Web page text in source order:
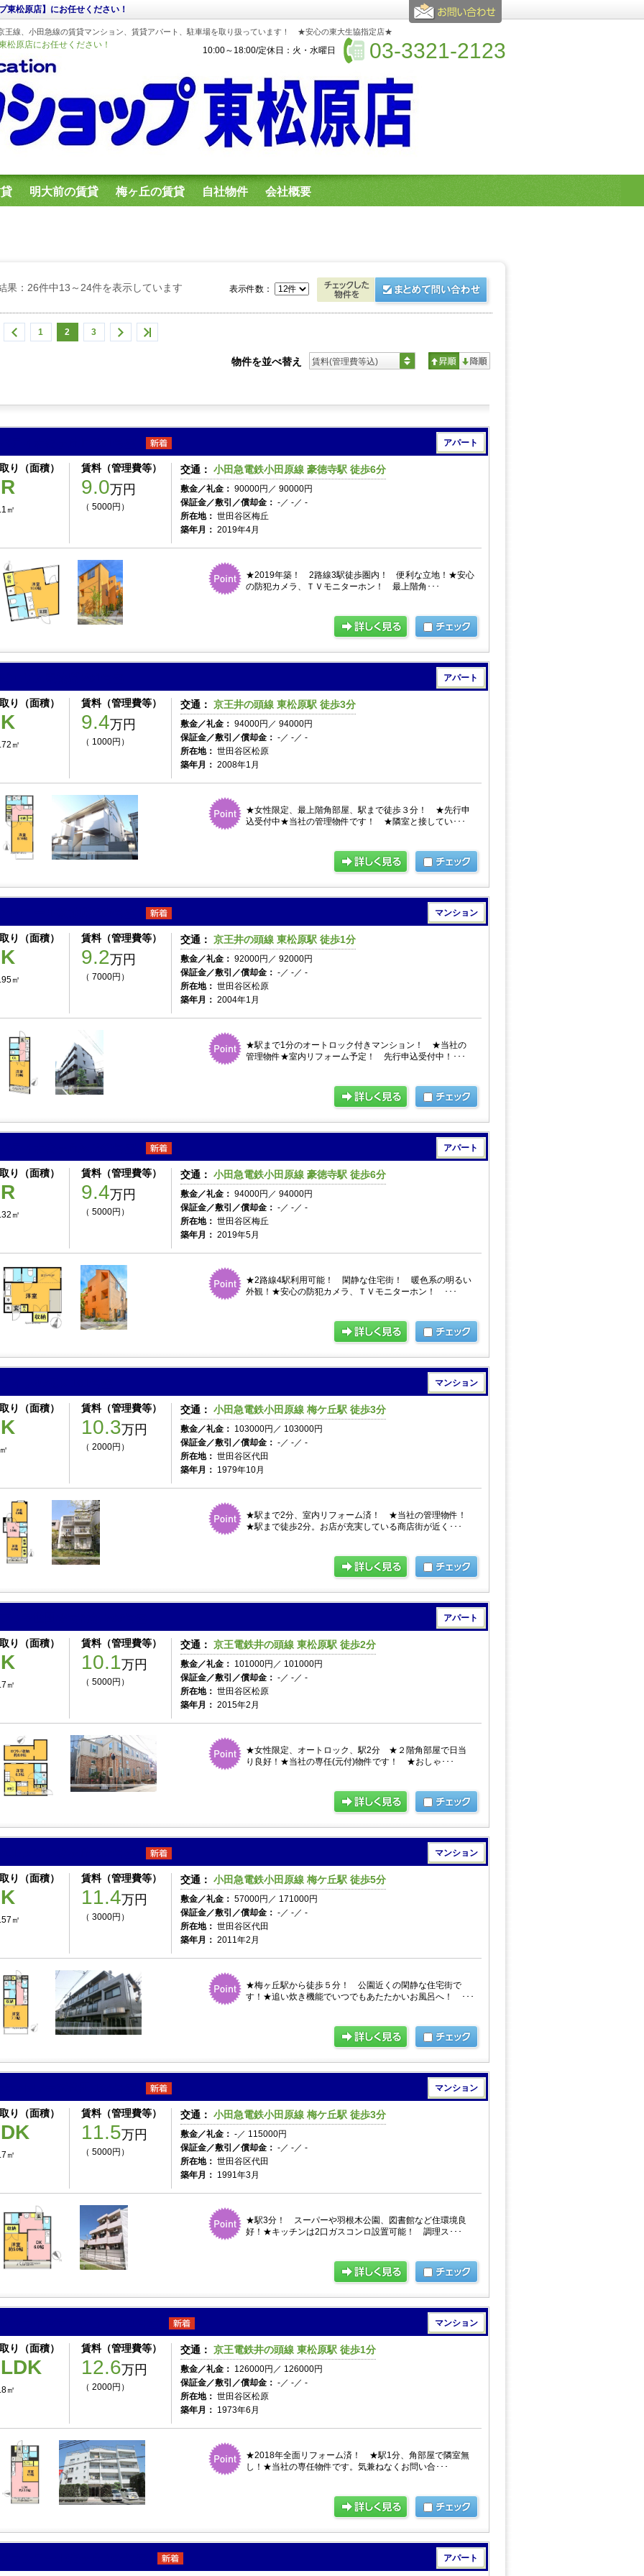
東松原店】にお任せください！
王線、小田急線の賃貸マンション、賃貸アパート、駐車場を取り扱っています！ ★安心の東大生協指定店★
松原店にお任せください！ 03-3321-2123
10:00～18:00/定休日：火・水曜日
明大前の賃貸 梅ヶ丘の賃貸 自社物件 会社概要
果：26件中13～24件を表示しています
1 2 3
表示件数：
物件を並べ替え 賃料(管理費等込)
アパート
り（面積）
㎡
賃料（管理費等）
9.0万円
（ 5000円）
交通： 小田急電鉄小田原線 豪徳寺駅 徒歩6分
敷金／礼金： 90000円／ 90000円
保証金／敷引／償却金： -／ -／ -
所在地： 世田谷区梅丘
築年月： 2019年4月
★2019年築！ 2路線3駅徒歩圏内！ 便利な立地！★安心
の防犯カメラ、ＴＶモニターホン！ 最上階角･･･
アパート
り（面積）
㎡
賃料（管理費等）
9.4万円
（ 1000円）
交通： 京王井の頭線 東松原駅 徒歩3分
敷金／礼金： 94000円／ 94000円
保証金／敷引／償却金： -／ -／ -
所在地： 世田谷区松原
築年月： 2008年1月
★女性限定、最上階角部屋、駅まで徒歩３分！ ★先行申
込受付中★当社の管理物件です！ ★隣室と接してい･･･
マンション
り（面積）
㎡
賃料（管理費等）
9.2万円
（ 7000円）
交通： 京王井の頭線 東松原駅 徒歩1分
敷金／礼金： 92000円／ 92000円
保証金／敷引／償却金： -／ -／ -
所在地： 世田谷区松原
築年月： 2004年1月
★駅まで1分のオートロック付きマンション！ ★当社の
管理物件★室内リフォーム予定！ 先行申込受付中！･･･
アパート
り（面積）
㎡
賃料（管理費等）
9.4万円
（ 5000円）
交通： 小田急電鉄小田原線 豪徳寺駅 徒歩6分
敷金／礼金： 94000円／ 94000円
保証金／敷引／償却金： -／ -／ -
所在地： 世田谷区梅丘
築年月： 2019年5月
★2路線4駅利用可能！ 閑静な住宅街！ 暖色系の明るい
外観！★安心の防犯カメラ、ＴＶモニターホン！ ･･･
マンション
り（面積） 賃料（管理費等）
10.3万円
（ 2000円）
交通： 小田急電鉄小田原線 梅ケ丘駅 徒歩3分
敷金／礼金： 103000円／ 103000円
保証金／敷引／償却金： -／ -／ -
所在地： 世田谷区代田
築年月： 1979年10月
★駅まで2分、室内リフォーム済！ ★当社の管理物件！
★駅まで徒歩2分。お店が充実している商店街が近く･･･
アパート
り（面積）
㎡
賃料（管理費等）
10.1万円
（ 5000円）
交通： 京王電鉄井の頭線 東松原駅 徒歩2分
敷金／礼金： 101000円／ 101000円
保証金／敷引／償却金： -／ -／ -
所在地： 世田谷区松原
築年月： 2015年2月
★女性限定、オートロック、駅2分 ★２階角部屋で日当
り良好！★当社の専任(元付)物件です！ ★おしゃ･･･
マンション
り（面積）
㎡
賃料（管理費等）
11.4万円
（ 3000円）
交通： 小田急電鉄小田原線 梅ケ丘駅 徒歩5分
敷金／礼金： 57000円／ 171000円
保証金／敷引／償却金： -／ -／ -
所在地： 世田谷区代田
築年月： 2011年2月
★梅ヶ丘駅から徒歩５分！ 公園近くの閑静な住宅街で
す！★追い炊き機能でいつでもあたたかいお風呂へ！ ･･･
マンション
り（面積）
㎡
賃料（管理費等）
11.5万円
（ 5000円）
交通： 小田急電鉄小田原線 梅ケ丘駅 徒歩3分
敷金／礼金： -／ 115000円
保証金／敷引／償却金： -／ -／ -
所在地： 世田谷区代田
築年月： 1991年3月
★駅3分！ スーパーや羽根木公園、図書館など住環境良
好！★キッチンは2口ガスコンロ設置可能！ 調理ス･･･
マンション
り（面積）
㎡
賃料（管理費等）
12.6万円
（ 2000円）
交通： 京王電鉄井の頭線 東松原駅 徒歩1分
敷金／礼金： 126000円／ 126000円
保証金／敷引／償却金： -／ -／ -
所在地： 世田谷区松原
築年月： 1973年6月
★2018年全面リフォーム済！ ★駅1分、角部屋で隣室無
し！★当社の専任物件です。気兼ねなくお問い合･･･
アパート